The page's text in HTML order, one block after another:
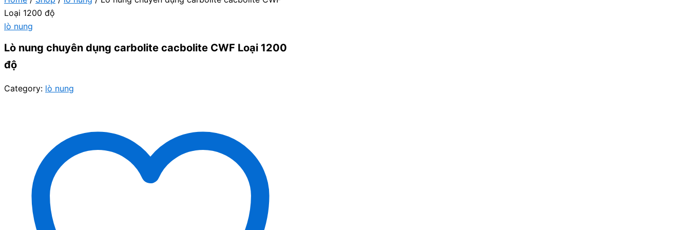
Loại 1200 độ
lò nung
Lò nung chuyên dụng carbolite cacbolite CWF Loại 1200
độ
Category: lò nung